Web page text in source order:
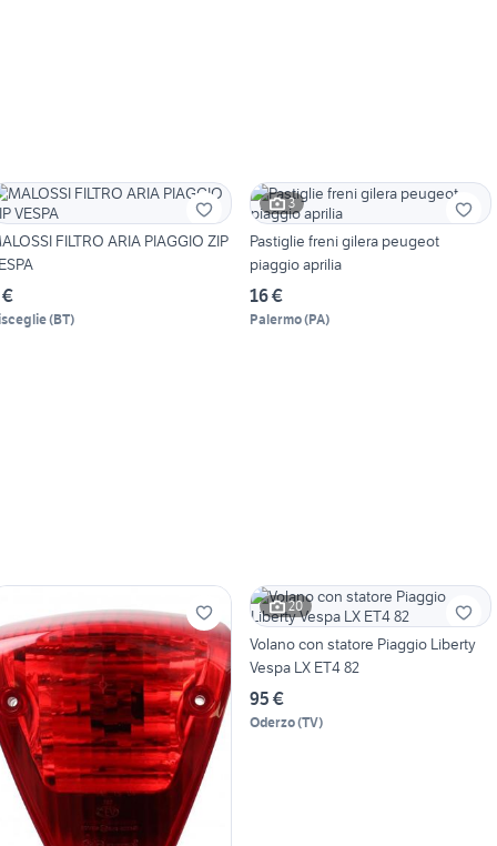
FILTRO ARIA PIAGGIO ZIP
(BT)
3
Pastiglie freni gilera peugeot
piaggio aprilia
16 €
Palermo(PA)
20
Volano con statore Piaggio Liberty
Vespa LX ET4 82
95 €
Oderzo(TV)